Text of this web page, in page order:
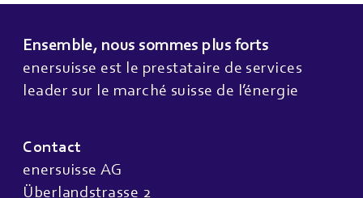
Ensemble, nous sommes plus forts
enersuisse est le prestataire de services
leader sur le marché suisse de l’énergie
Contact
enersuisse AG
Überlandstrasse 2